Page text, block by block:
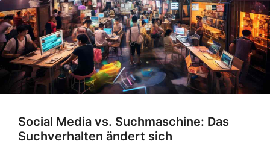
Social Media vs. Suchmaschine: Das
Suchverhalten ändert sich